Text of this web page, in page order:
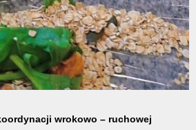
wrokowo – ruchowej